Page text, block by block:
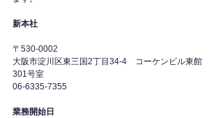
新本社
〒530-0002
大阪市淀川区東三国2丁目34-4　コーケンビル東館
301号室
06-6335-7355
業務開始日